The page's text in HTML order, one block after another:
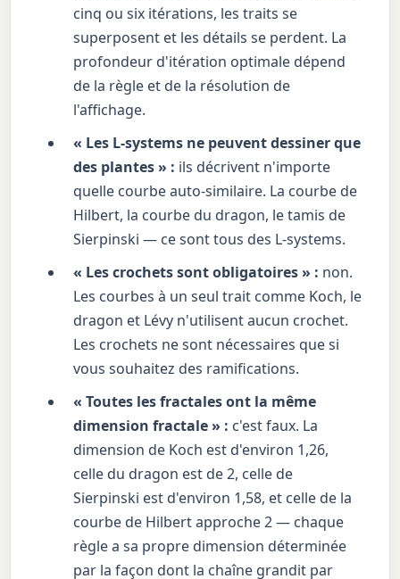
cinq ou six itérations, les traits se
superposent et les détails se perdent. La
profondeur d'itération optimale dépend
de la règle et de la résolution de
l'affichage.
« Les L-systems ne peuvent dessiner que
des plantes » : ils décrivent n'importe
quelle courbe auto-similaire. La courbe de
Hilbert, la courbe du dragon, le tamis de
Sierpinski — ce sont tous des L-systems.
« Les crochets sont obligatoires » : non.
Les courbes à un seul trait comme Koch, le
dragon et Lévy n'utilisent aucun crochet.
Les crochets ne sont nécessaires que si
vous souhaitez des ramifications.
« Toutes les fractales ont la même
dimension fractale » : c'est faux. La
dimension de Koch est d'environ 1,26,
celle du dragon est de 2, celle de
Sierpinski est d'environ 1,58, et celle de la
courbe de Hilbert approche 2 — chaque
règle a sa propre dimension déterminée
par la façon dont la chaîne grandit par